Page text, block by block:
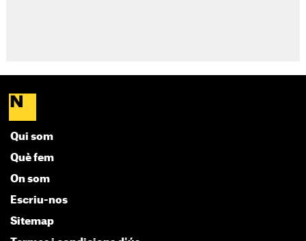
Qui som
Què fem
On som
Escriu-nos
Sitemap